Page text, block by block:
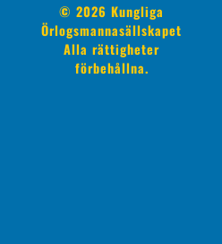
© 2026 Kungliga
Örlogsmannasällskapet
Alla rättigheter
förbehållna.